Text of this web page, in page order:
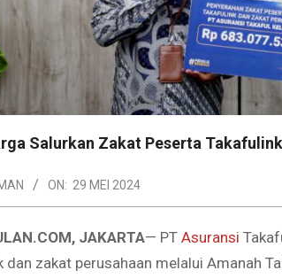
Salurkan Zakat Peserta
ON: 29 MEI 2024
JAKARTA— PT Asuransi
dan zakat perusahaan melalui Amanah